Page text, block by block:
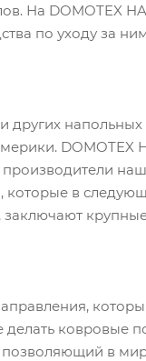
На DOMOTEX
по уходу за
DOMOTEX
в
ковровые
в